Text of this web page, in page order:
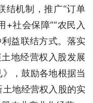
结机制，推广“订单
+社会保障”“农民入
益联结方式。落实
地经营权入股发展
，鼓励各地根据当
地经营权入股的实